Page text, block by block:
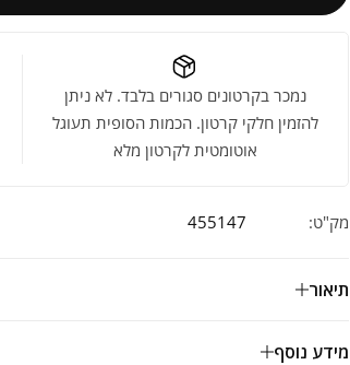
נמכר בקרטונים סגורים בלבד. לא ניתן
להזמין חלקי קרטון. הכמות הסופית תעוגל
אוטומטית לקרטון מלא
מק"ט: 455147
תיאור
מידע נוסף